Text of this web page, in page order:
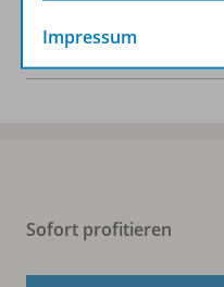
Sofort profitieren
Impressum